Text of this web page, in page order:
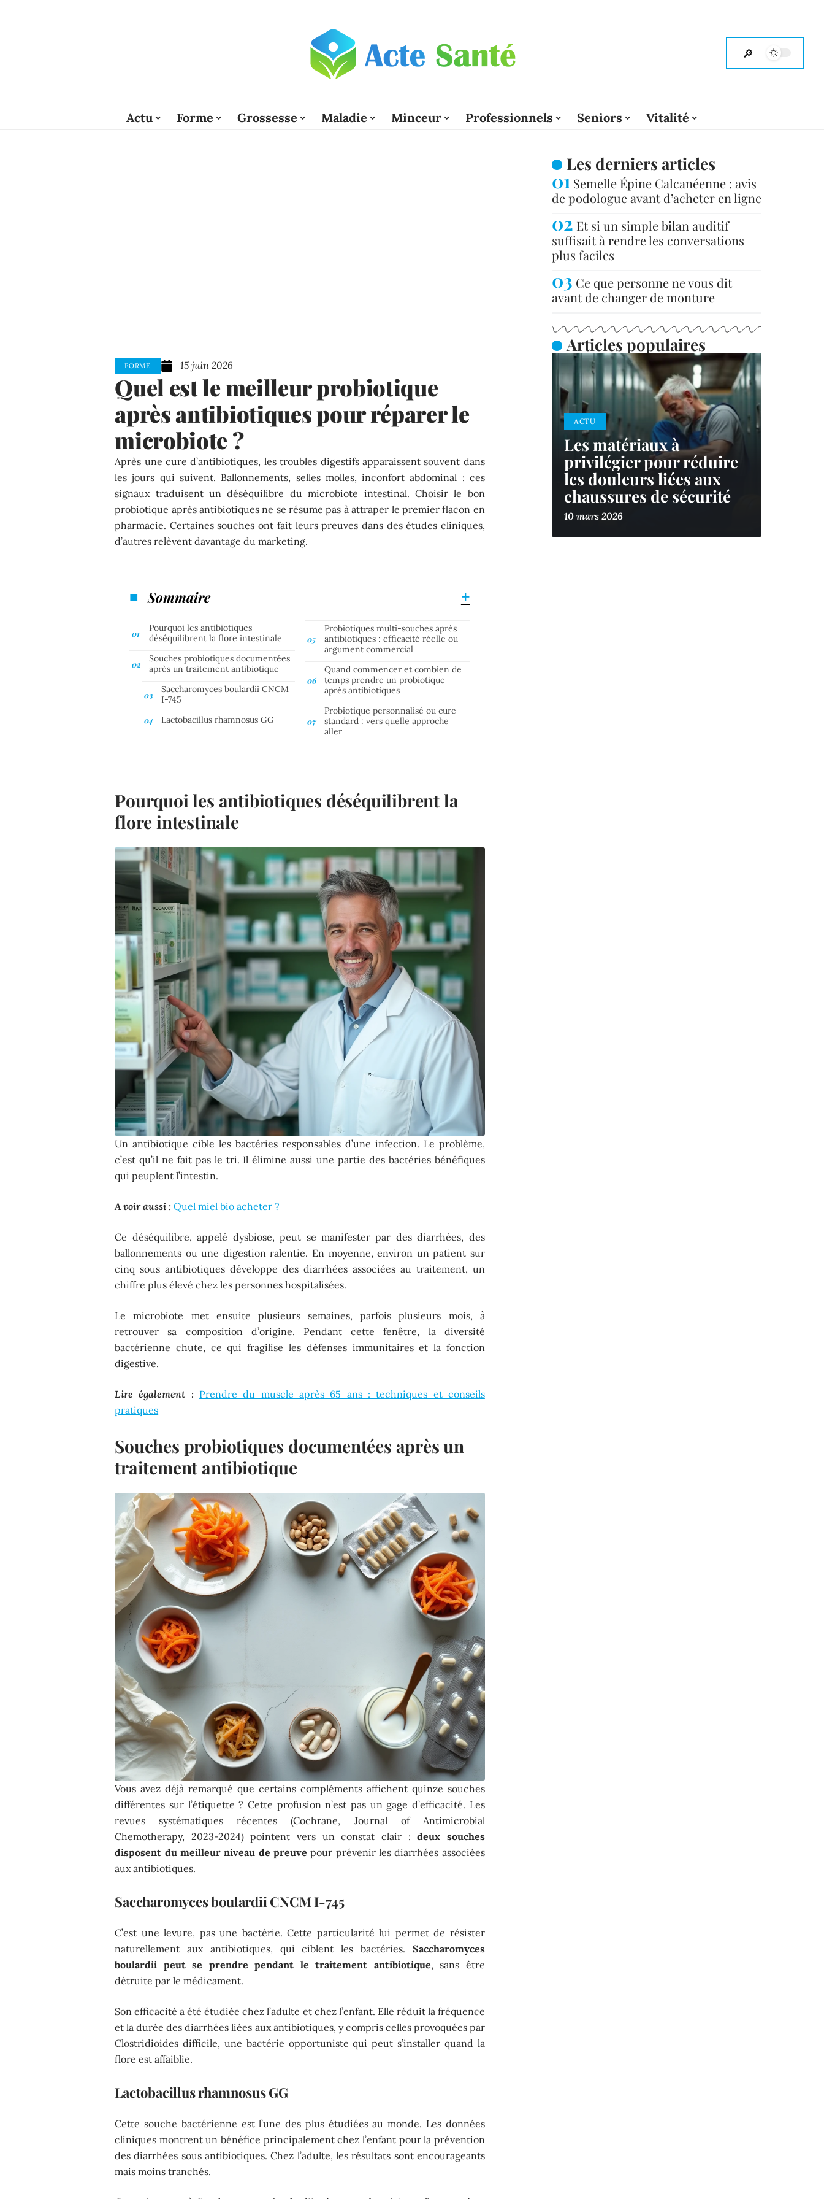
Actu Forme Grossesse Maladie Minceur Professionnels Seniors Vitalité
FORME 15 juin 2026
Quel est le meilleur probiotique
après antibiotiques pour réparer le
microbiote ?
Après une cure d’antibiotiques, les troubles digestifs apparaissent souvent dans
les jours qui suivent. Ballonnements, selles molles, inconfort abdominal : ces
signaux traduisent un déséquilibre du microbiote intestinal. Choisir le bon
probiotique après antibiotiques ne se résume pas à attraper le premier flacon en
pharmacie. Certaines souches ont fait leurs preuves dans des études cliniques,
d’autres relèvent davantage du marketing.
Sommaire
Pourquoi les antibiotiques
déséquilibrent la flore intestinale
Souches probiotiques documentées
après un traitement antibiotique
Saccharomyces boulardii CNCM
I-745
Lactobacillus rhamnosus GG
Probiotiques multi-souches après
antibiotiques : efficacité réelle ou
argument commercial
Quand commencer et combien de
temps prendre un probiotique
après antibiotiques
Probiotique personnalisé ou cure
standard : vers quelle approche
aller
Pourquoi les antibiotiques déséquilibrent la
flore intestinale
Un antibiotique cible les bactéries responsables d’une infection. Le problème,
c’est qu’il ne fait pas le tri. Il élimine aussi une partie des bactéries bénéfiques
qui peuplent l’intestin.
A voir aussi : Quel miel bio acheter ?
Ce déséquilibre, appelé dysbiose, peut se manifester par des diarrhées, des
ballonnements ou une digestion ralentie. En moyenne, environ un patient sur
cinq sous antibiotiques développe des diarrhées associées au traitement, un
chiffre plus élevé chez les personnes hospitalisées.
Le microbiote met ensuite plusieurs semaines, parfois plusieurs mois, à
retrouver sa composition d’origine. Pendant cette fenêtre, la diversité
bactérienne chute, ce qui fragilise les défenses immunitaires et la fonction
digestive.
Lire également : Prendre du muscle après 65 ans : techniques et conseils
pratiques
Souches probiotiques documentées après un
traitement antibiotique
Vous avez déjà remarqué que certains compléments affichent quinze souches
différentes sur l’étiquette ? Cette profusion n’est pas un gage d’efficacité. Les
revues systématiques récentes (Cochrane, Journal of Antimicrobial
Chemotherapy, 2023-2024) pointent vers un constat clair :deux souches
disposent du meilleur niveau de preuve pour prévenir les diarrhées associées
aux antibiotiques.
Saccharomyces boulardii CNCM I-745
C’est une levure, pas une bactérie. Cette particularité lui permet de résister
naturellement aux antibiotiques, qui ciblent les bactéries. Saccharomyces
boulardii peut se prendre pendant le traitement antibiotique, sans être
détruite par le médicament.
Son efficacité a été étudiée chez l’adulte et chez l’enfant. Elle réduit la fréquence
et la durée des diarrhées liées aux antibiotiques, y compris celles provoquées par
Clostridioides difficile, une bactérie opportuniste qui peut s’installer quand la
flore est affaiblie.
Lactobacillus rhamnosus GG
Cette souche bactérienne est l’une des plus étudiées au monde. Les données
cliniques montrent un bénéfice principalement chez l’enfant pour la prévention
des diarrhées sous antibiotiques. Chez l’adulte, les résultats sont encourageants
mais moins tranchés.
Les derniers articles
Semelle Épine Calcanéenne : avis
de podologue avant d’acheter en ligne
Et si un simple bilan auditif
suffisait à rendre les conversations
plus faciles
Ce que personne ne vous dit
avant de changer de monture
Articles populaires
ACTU
Les matériaux à
privilégier pour réduire
les douleurs liées aux
chaussures de sécurité
10 mars 2026